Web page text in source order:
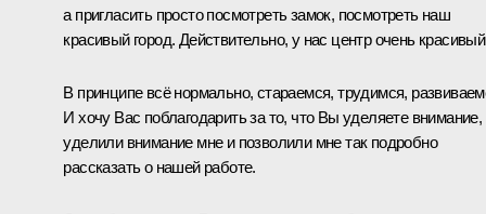
а пригласить просто посмотреть замок, посмотреть наш
красивый город. Действительно, у нас центр очень
В принципе всё нормально, стараемся, трудимся,
И хочу Вас поблагодарить за то, что Вы уделяете внимание,
уделили внимание мне и позволили мне так подробно
рассказать о нашей работе.